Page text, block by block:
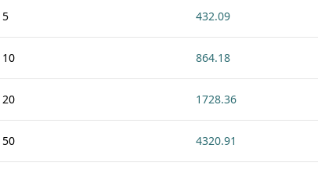
5 432.09
10 864.18
20 1728.36
50 4320.91